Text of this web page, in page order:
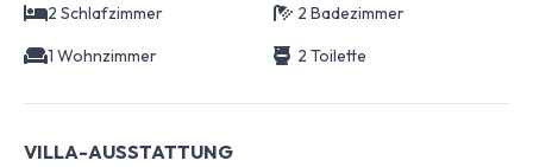
2 Schlafzimmer
2 Badezimmer
1 Wohnzimmer
2 Toilette
VILLA-AUSSTATTUNG